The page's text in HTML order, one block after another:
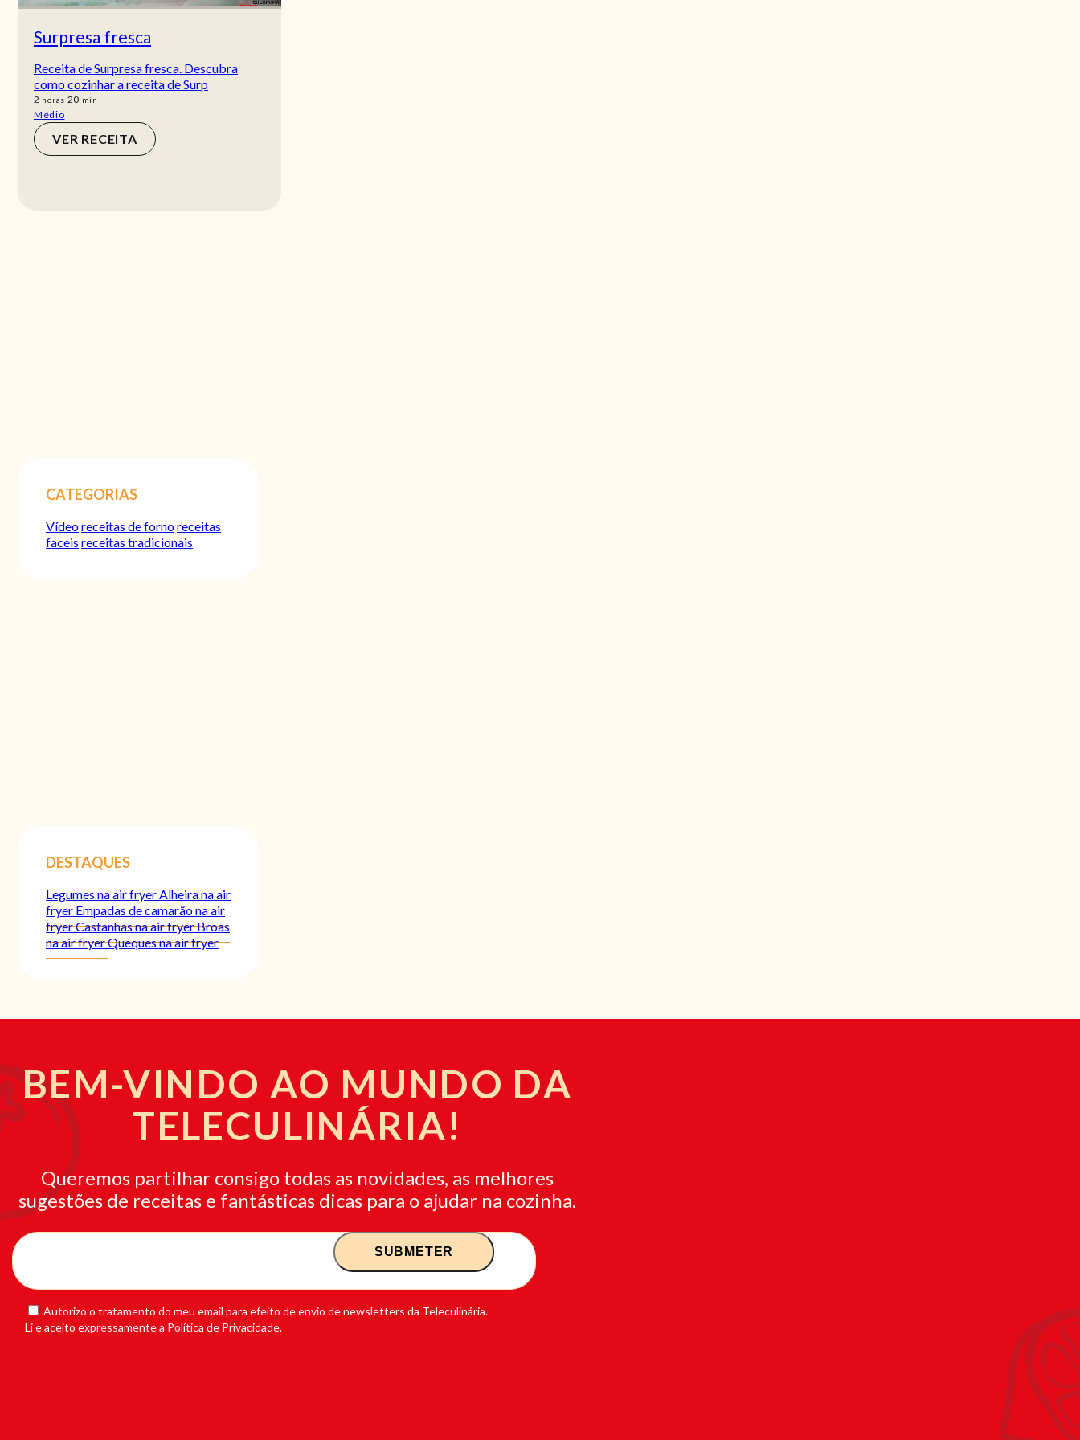
Surpresa fresca
Receita de Surpresa fresca. Descubra
como cozinhar a receita de Surp
2 horas
horas 20 min
min
Médio
VER RECEITA
CATEGORIAS
Vídeoreceitas de fornoreceitas
faceisreceitas tradicionais
DESTAQUES
Legumes na air fryerAlheira na air
fryerEmpadas de camarão na air
fryerCastanhas na air fryerBroas
na air fryerQueques na air fryer
BEM-VINDO AO MUNDO DA
TELECULINÁRIA!
Queremos partilhar consigo todas as novidades, as melhores
sugestões de receitas e fantásticas dicas para o ajudar na cozinha.
Autorizo o tratamento do meu email para efeito de envio de newsletters da Teleculinária.
Li e aceito expressamente a Política de Privacidade.